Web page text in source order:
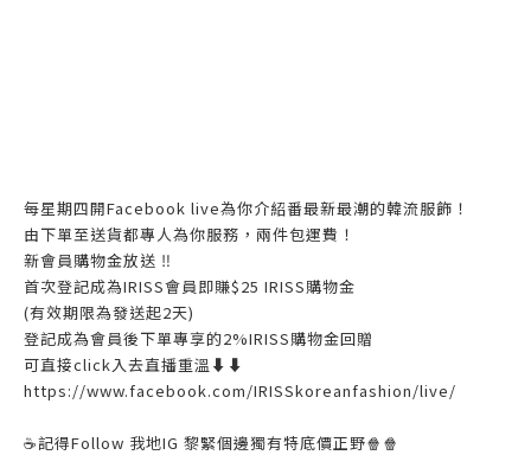
每星期四開Facebook live為你介紹番最新最潮的韓流服飾！
由下單至送貨都專人為你服務，兩件包運費！
新會員購物金放送 ‼️
首次登記成為IRISS會員即賺$25 IRISS購物金
(有效期限為發送起2天)
登記成為會員後下單專享的2%IRISS購物金回贈
可直接click入去直播重溫⬇⬇
https://www.facebook.com/IRISSkoreanfashion/live/
☕記得Follow 我地IG 黎緊個邊獨有特底價正野🍿🍿